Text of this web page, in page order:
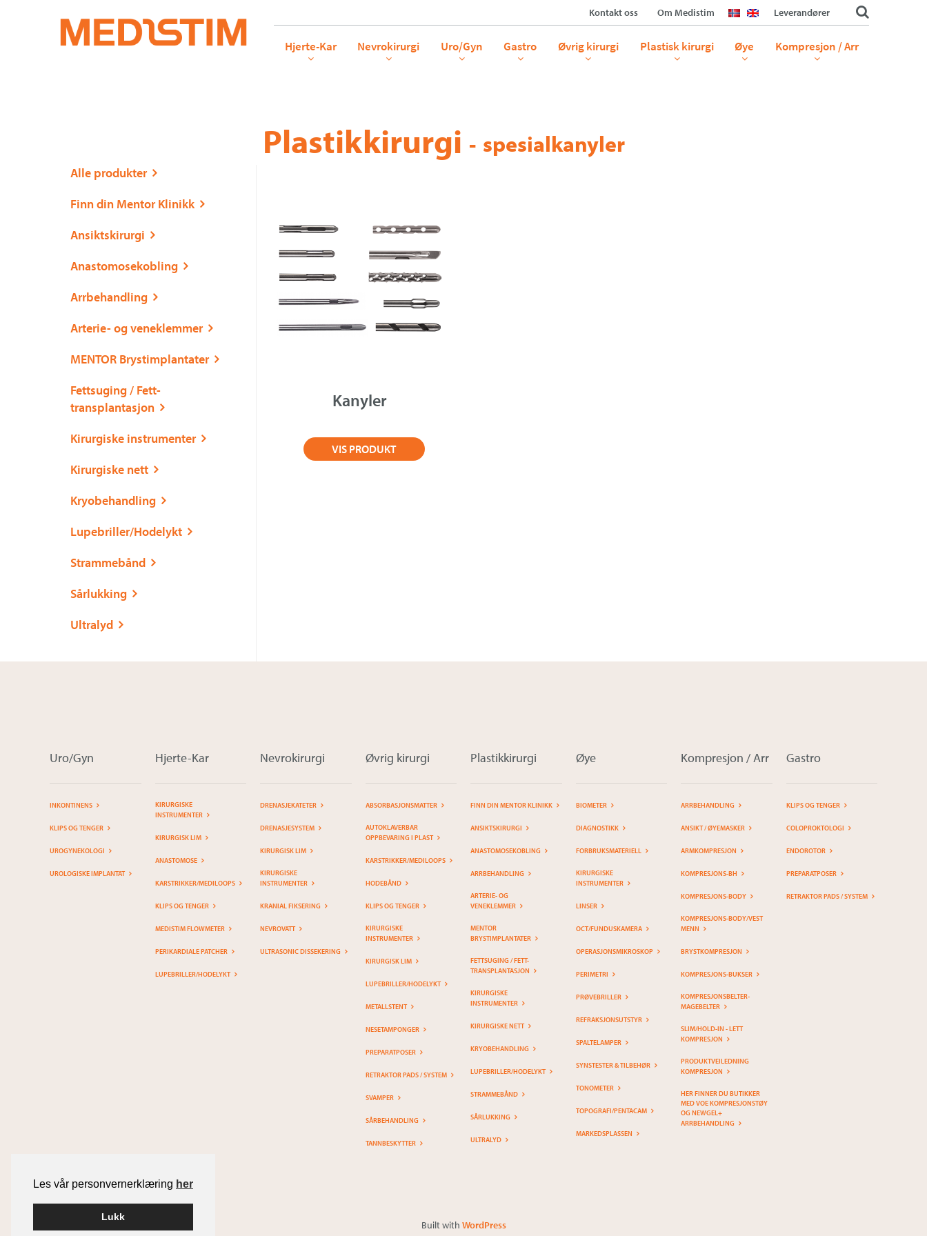
Les vår personvernerklæring her
Lukk
Medistim.no Kontakt oss Om Medistim Leverandører
Hjerte-Kar Nevrokirurgi Uro/Gyn Gastro Øvrig kirurgi Plastisk kirurgi Øye Kompresjon / Arr
Alle produkter
Finn din Mentor Klinikk
Ansiktskirurgi
Anastomosekobling
Arrbehandling
Arterie- og veneklemmer
MENTOR Brystimplantater
Fettsuging / Fett-
transplantasjon
Kirurgiske instrumenter
Kirurgiske nett
Kryobehandling
Lupebriller/Hodelykt
Strammebånd
Sårlukking
Ultralyd
Plastikkirurgi - spesialkanyler
Kanyler
VIS PRODUKT
Uro/Gyn
INKONTINENS
KLIPS OG TENGER
UROGYNEKOLOGI
UROLOGISKE IMPLANTAT
Hjerte-Kar
KIRURGISKE
INSTRUMENTER
KIRURGISK LIM
ANASTOMOSE
KARSTRIKKER/MEDILOOPS
KLIPS OG TENGER
MEDISTIM FLOWMETER
PERIKARDIALE PATCHER
LUPEBRILLER/HODELYKT
Nevrokirurgi
DRENASJEKATETER
DRENASJESYSTEM
KIRURGISK LIM
KIRURGISKE
INSTRUMENTER
KRANIAL FIKSERING
NEVROVATT
ULTRASONIC DISSEKERING
Øvrig kirurgi
ABSORBASJONSMATTER
AUTOKLAVERBAR
OPPBEVARING I PLAST
KARSTRIKKER/MEDILOOPS
HODEBÅND
KLIPS OG TENGER
KIRURGISKE
INSTRUMENTER
KIRURGISK LIM
LUPEBRILLER/HODELYKT
METALLSTENT
NESETAMPONGER
PREPARATPOSER
RETRAKTOR PADS / SYSTEM
SVAMPER
SÅRBEHANDLING
TANNBESKYTTER
Plastikkirurgi
FINN DIN MENTOR KLINIKK
ANSIKTSKIRURGI
ANASTOMOSEKOBLING
ARRBEHANDLING
ARTERIE- OG
VENEKLEMMER
MENTOR
BRYSTIMPLANTATER
FETTSUGING / FETT-
TRANSPLANTASJON
KIRURGISKE
INSTRUMENTER
KIRURGISKE NETT
KRYOBEHANDLING
LUPEBRILLER/HODELYKT
STRAMMEBÅND
SÅRLUKKING
ULTRALYD
Øye
BIOMETER
DIAGNOSTIKK
FORBRUKSMATERIELL
KIRURGISKE
INSTRUMENTER
LINSER
OCT/FUNDUSKAMERA
OPERASJONSMIKROSKOP
PERIMETRI
PRØVEBRILLER
REFRAKSJONSUTSTYR
SPALTELAMPER
SYNSTESTER & TILBEHØR
TONOMETER
TOPOGRAFI/PENTACAM
MARKEDSPLASSEN
Kompresjon / Arr
ARRBEHANDLING
ANSIKT / ØYEMASKER
ARMKOMPRESJON
KOMPRESJONS-BH
KOMPRESJONS-BODY
KOMPRESJONS-BODY/VEST
MENN
BRYSTKOMPRESJON
KOMPRESJONS-BUKSER
KOMPRESJONSBELTER-
MAGEBELTER
SLIM/HOLD-IN - LETT
KOMPRESJON
PRODUKTVEILEDNING
KOMPRESJON
HER FINNER DU BUTIKKER
MED VOE KOMPRESJONSTØY
OG NEWGEL+
ARRBEHANDLING
Gastro
KLIPS OG TENGER
COLOPROKTOLOGI
ENDOROTOR
PREPARATPOSER
RETRAKTOR PADS / SYSTEM
Built with WordPress